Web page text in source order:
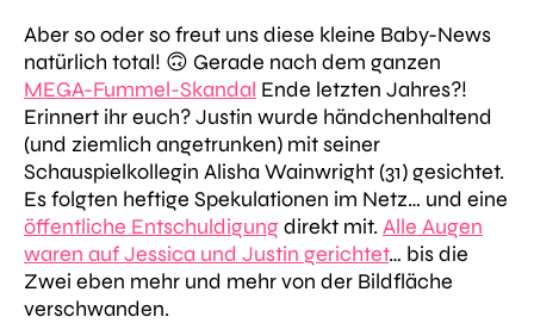
Aber so oder so freut uns diese kleine Baby-News
natürlich total! 🙃 Gerade nach dem ganzen
MEGA-Fummel-Skandal Ende letzten Jahres?!
Erinnert ihr euch? Justin wurde händchenhaltend
(und ziemlich angetrunken) mit seiner
Schauspielkollegin Alisha Wainwright (31) gesichtet.
Es folgten heftige Spekulationen im Netz… und eine
öffentliche Entschuldigungdirekt mit. Alle Augen
waren auf Jessica und Justin gerichtet… bis die
Zwei eben mehr und mehr von der Bildfläche
verschwanden.